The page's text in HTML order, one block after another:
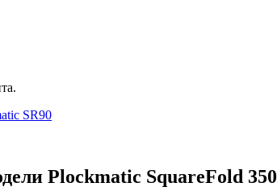
SR90
Plockmatic SquareFold 350